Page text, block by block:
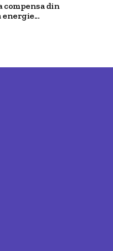
compensa din